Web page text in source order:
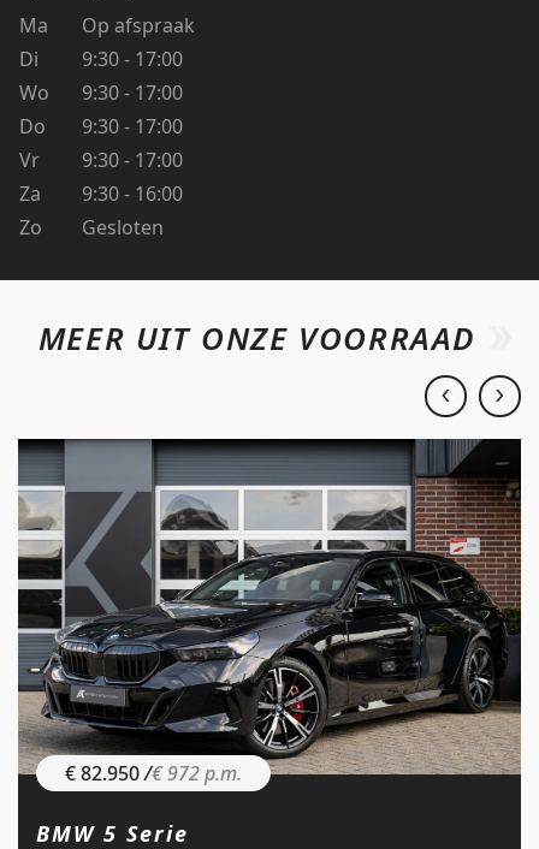
Ma
Op afspraak
Di
9:30 - 17:00
Wo
9:30 - 17:00
Do
9:30 - 17:00
Vr
9:30 - 17:00
Za
9:30 - 16:00
Zo
Gesloten
MEER UIT ONZE VOORRAAD
€ 82.950/€ 972 p.m.
BMW 5 Serie